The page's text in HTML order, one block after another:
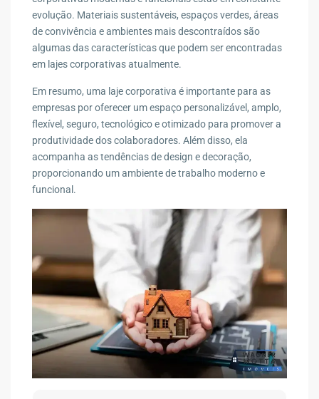
evolução. Materiais sustentáveis, espaços verdes, áreas
de convivência e ambientes mais descontraídos são
algumas das características que podem ser encontradas
em lajes corporativas atualmente.
Em resumo, uma laje corporativa é importante para as
empresas por oferecer um espaço personalizável, amplo,
flexível, seguro, tecnológico e otimizado para promover a
produtividade dos colaboradores. Além disso, ela
acompanha as tendências de design e decoração,
proporcionando um ambiente de trabalho moderno e
funcional.